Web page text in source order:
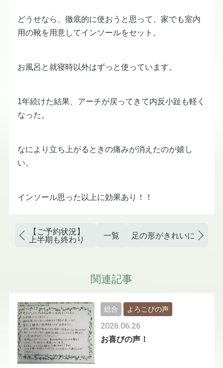
どうせなら、徹底的に使おうと思って、家でも室内
用の靴を用意してインソールをセット。
お風呂と就寝時以外はずっと使っています。
1年続けた結果、アーチが戻ってきて内反小趾も軽く
なった。
なにより立ち上がるときの痛みが消えたのが嬉し
い。
インソール思った以上に効果あり！！
【ご予約状況】
上半期も終わり
一覧 足の形がきれいになって
関連記事
お喜びの声！
2026.06.26
総合 よろこびの声